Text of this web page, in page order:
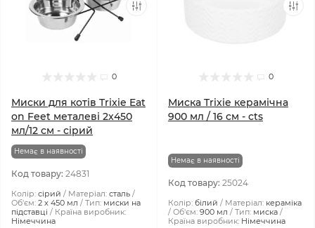
0
Миски для котів Trixie Eat
on Feet металеві 2x450
мл/12 см - сірий
Немає в наявності
Код товару: 24831
Колір: сірий Матеріал: сталь
Об'єм: 2 х 450 мл Тип: миски на
підставці
Країна виробник:
Німеччина
0
Миска Trixie керамічна
900 мл / 16 см - cts
Немає в наявності
Код товару: 25024
Колір: білий Матеріал: кераміка
Об'єм: 900 мл Тип: миска
Країна виробник: Німеччина